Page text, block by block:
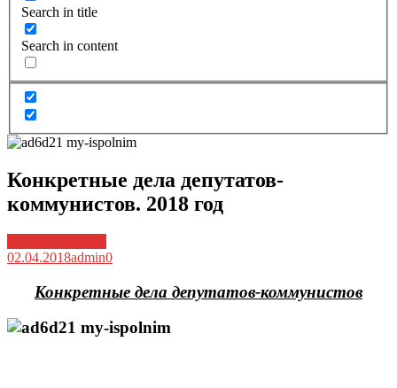
Search in title
Search in content
Конкретные дела депутатов-
коммунистов. 2018 год
02.04.2018admin0
Конкретные дела депутатов-коммунистов